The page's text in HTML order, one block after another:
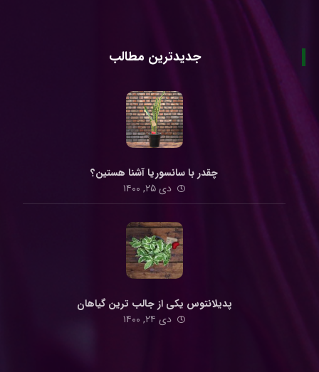
جدیدترین مطالب
چقدر با سانسوریا آشنا هستین؟
دی ۲۵, ۱۴۰۰
پدیلانتوس یکی از جالب ترین گیاهان
دی ۲۴, ۱۴۰۰